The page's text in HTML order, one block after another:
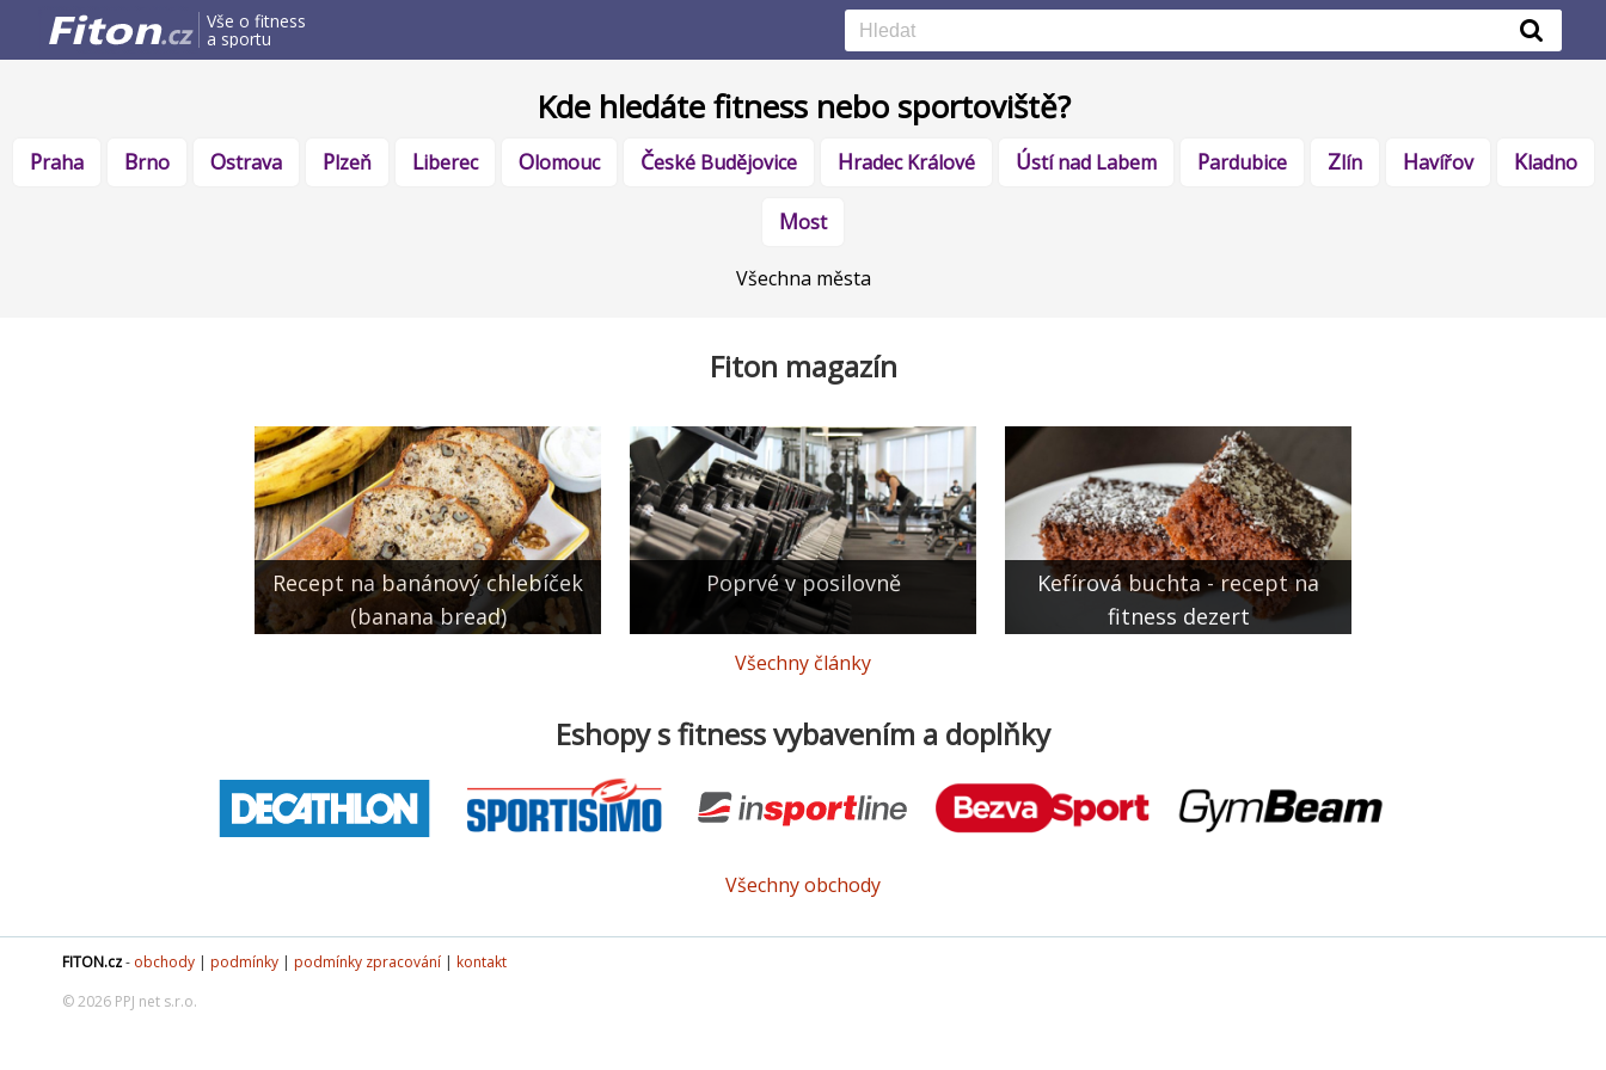
Vše o fitness
a sportu
Kde hledáte fitness nebo sportoviště?
Praha Brno Ostrava Plzeň Liberec Olomouc České Budějovice Hradec Králové Ústí nad Labem Pardubice Zlín Havířov Kladno
Most
Všechna města
Fiton magazín
Recept na banánový chlebíček
(banana bread)
Poprvé v posilovně
Kefírová buchta - recept na
fitness dezert
Všechny články
Eshopy s fitness vybavením a doplňky
Všechny obchody
FITON.cz- obchody | podmínky | podmínky zpracování | kontakt
© 2026 PPJ net s.r.o.